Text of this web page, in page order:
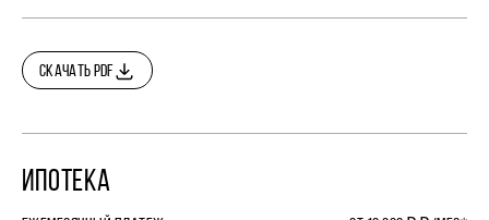
СКАЧАТЬ PDF
ИПОТЕКА